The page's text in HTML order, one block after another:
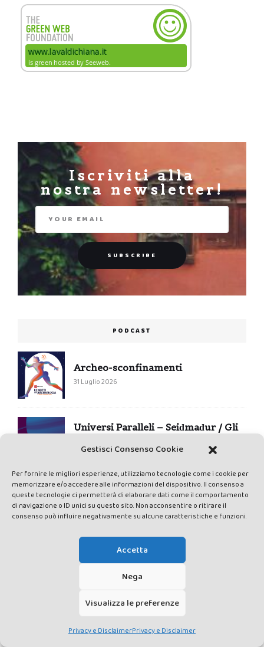
Gestisci Consenso Cookie
Per fornire le migliori esperienze, utilizziamo tecnologie come i cookie per
memorizzare e/o accedere alle informazioni del dispositivo. Il consenso a
queste tecnologie ci permetterà di elaborare dati come il comportamento
di navigazione o ID unici su questo sito. Non acconsentire o ritirare il
consenso può influire negativamente su alcune caratteristiche e funzioni.
Accetta
Nega
Visualizza le preferenze
Privacy e DisclaimerPrivacy e Disclaimer
Iscriviti alla
nostra newsletter!
PODCAST
Archeo-sconfinamenti
31 Luglio 2026
Universi Paralleli – Seiđmađur / Gli
27 Aprile 2026
Universi Paralleli – Orientalismo /
Arte sciamanica nella preistoria?
16 Marzo 2026
COLOPHON
n.24374 – Testata giornalistica registrata presso il Tribunale di Siena
Unite 10, 53049 Torrita di Siena (SI)